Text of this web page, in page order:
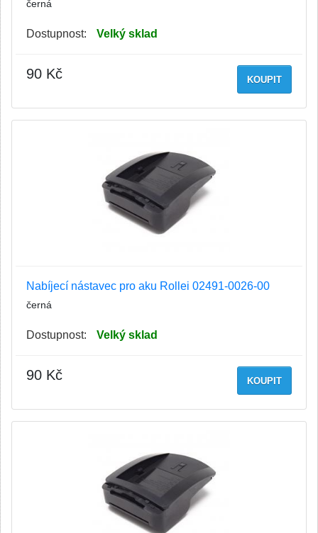
černá
Dostupnost: Velký sklad
KOUPIT
90 Kč
Nabíjecí nástavec pro aku Rollei 02491-0026-00
černá
Dostupnost: Velký sklad
KOUPIT
90 Kč